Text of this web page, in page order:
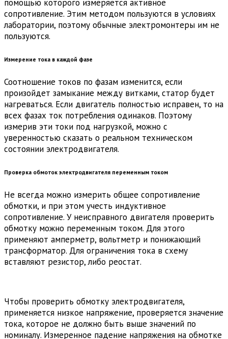
помощью которого измеряется активное
сопротивление. Этим методом пользуются в условиях
лаборатории, поэтому обычные электромонтеры им не
пользуются.
Измерение тока в каждой фазе
Соотношение токов по фазам изменится, если
произойдет замыкание между витками, статор будет
нагреваться. Если двигатель полностью исправен, то на
всех фазах ток потребления одинаков. Поэтому
измерив эти токи под нагрузкой, можно с
уверенностью сказать о реальном техническом
состоянии электродвигателя.
Проверка обмоток электродвигателя переменным током
Не всегда можно измерить общее сопротивление
обмотки, и при этом учесть индуктивное
сопротивление. У неисправного двигателя проверить
обмотку можно переменным током. Для этого
применяют амперметр, вольтметр и понижающий
трансформатор. Для ограничения тока в схему
вставляют резистор, либо реостат.
Чтобы проверить обмотку электродвигателя,
применяется низкое напряжение, проверяется значение
тока, которое не должно быть выше значений по
номиналу. Измеренное падение напряжения на обмотке